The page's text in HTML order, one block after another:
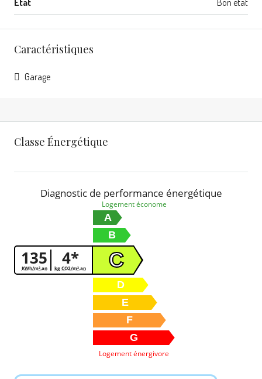
Caractéristiques
Garage
Classe Énergétique
Diagnostic de performance énergétique
135
KWh/m².an 4*
kg CO2/m².an
Logement économe
A
B
C
D
E
F
G
Logement énergivore